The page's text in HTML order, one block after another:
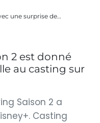
une surprise de…
2 est donné
au casting sur
Saison 2 a
Casting